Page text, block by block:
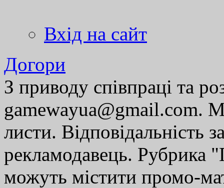
Вхід на сайт
Догори
З приводу співпраці та
gamewayua@gmail.com.
листи. Відповідальність
рекламодавець. Рубрика
можуть містити промо-